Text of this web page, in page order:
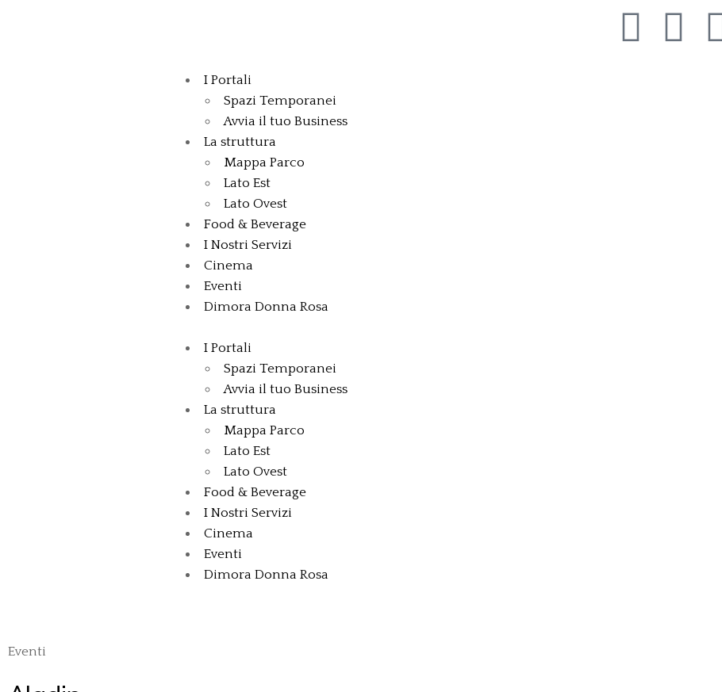
I Portali
Spazi Temporanei
Avvia il tuo Business
La struttura
Mappa Parco
Lato Est
Lato Ovest
Food & Beverage
I Nostri Servizi
Cinema
Eventi
Dimora Donna Rosa
I Portali
Spazi Temporanei
Avvia il tuo Business
La struttura
Mappa Parco
Lato Est
Lato Ovest
Food & Beverage
I Nostri Servizi
Cinema
Eventi
Dimora Donna Rosa
Eventi